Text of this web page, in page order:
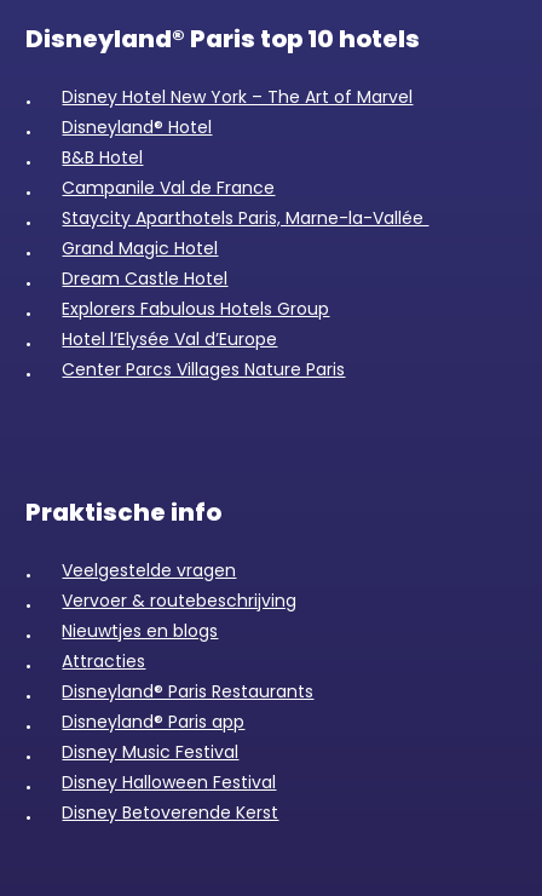
Disneyland® Paris top 10 hotels
Disney Hotel New York – The Art of Marvel
Disneyland® Hotel
B&B Hotel
Campanile Val de France
Staycity Aparthotels Paris, Marne-la-Vallée
Grand Magic Hotel
Dream Castle Hotel
Explorers Fabulous Hotels Group
Hotel l’Elysée Val d’Europe
Center Parcs Villages Nature Paris
Praktische info
Veelgestelde vragen
Vervoer & routebeschrijving
Nieuwtjes en blogs
Attracties
Disneyland® Paris Restaurants
Disneyland® Paris app
Disney Music Festival
Disney Halloween Festival
Disney Betoverende Kerst